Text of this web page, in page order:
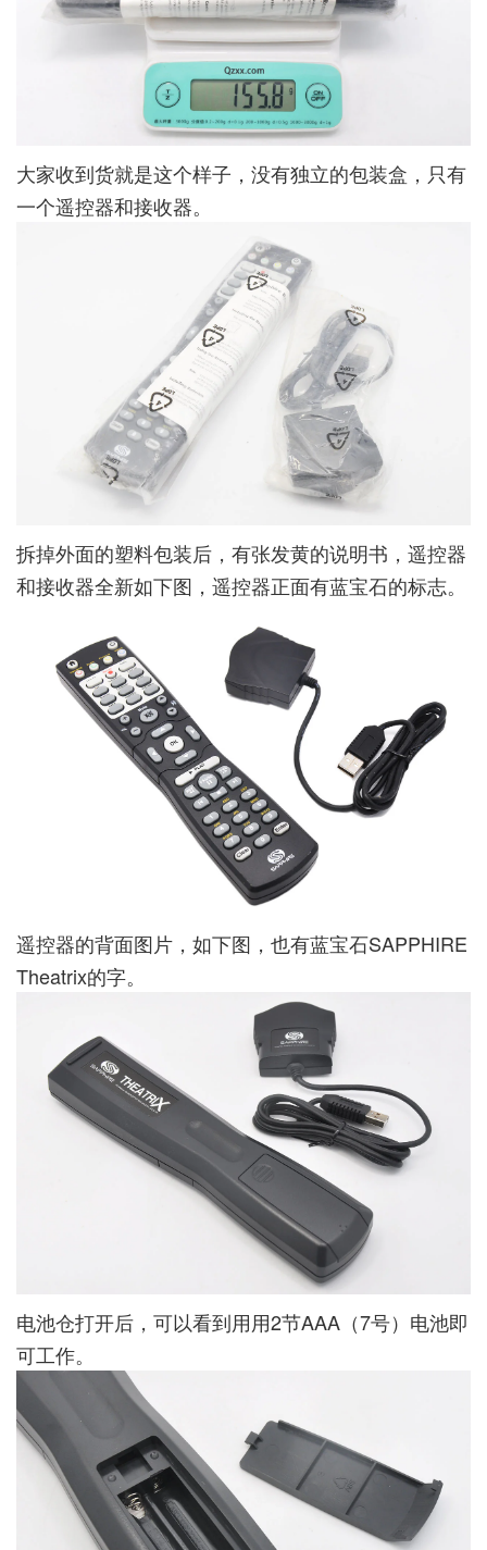
大家收到货就是这个样子，没有独立的包装盒，只有
一个遥控器和接收器。
拆掉外面的塑料包装后，有张发黄的说明书，遥控器
和接收器全新如下图，遥控器正面有蓝宝石的标志。
遥控器的背面图片，如下图，也有蓝宝石SAPPHIRE
Theatrix的字。
电池仓打开后，可以看到用用2节AAA（7号）电池即
可工作。